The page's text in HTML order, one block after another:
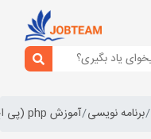
برنامه نویسی آموزش php (پی اچ پی)